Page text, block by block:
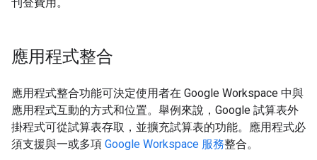
應用程式整合
應用程式整合功能可決定使用者在 Google Workspace 中與
應用程式互動的方式和位置。舉例來說，Google 試算表外
掛程式可從試算表存取，並擴充試算表的功能。應用程式必
須支援與一或多項 Google Workspace 服務整合。